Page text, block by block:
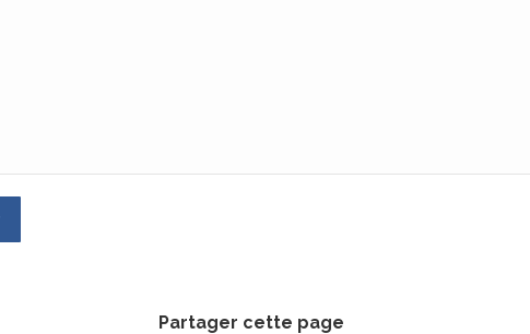
Partager cette page